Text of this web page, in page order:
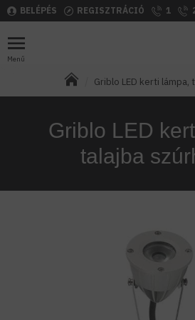
BELÉPÉS REGISZTRÁCIÓ 1
Griblo LED kerti lámpa,
Griblo LED
talajba